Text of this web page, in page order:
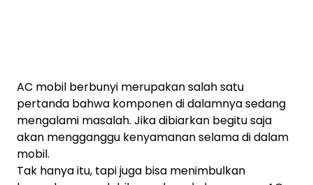
AC mobil berbunyi merupakan salah satu
pertanda bahwa komponen di dalamnya sedang
mengalami masalah. Jika dibiarkan begitu saja
akan mengganggu kenyamanan selama di dalam
mobil.
Tak hanya itu, tapi juga bisa menimbulkan